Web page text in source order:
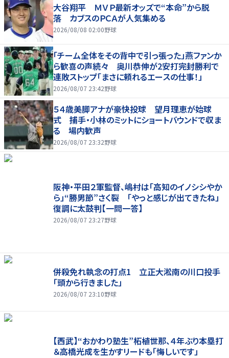
大谷翔平 ＭＶＰ最新オッズで“本命”から脱
落 カブスのＰＣＡが人気集める
2026/08/08 02:00野球
「チーム全体をその背中で引っ張った」燕ファンか
ら歓喜の声続々 奥川恭伸が2安打完封勝利で
連敗ストップ「まさに頼れるエースの仕事！」
2026/08/07 23:42野球
５４歳美脚アナが豪快投球 望月理恵が始球
式 捕手・小林のミットにショートバウンドで収ま
る 場内歓声
2026/08/07 23:32野球
阪神・平田２軍監督、嶋村は「高知のイノシシやか
ら」“勝男節”さく裂 「やっと感じが出てきたね」
復調に太鼓判【一問一答】
2026/08/07 23:27野球
併殺免れ執念の打点1 立正大淞南の川口投手
「頭から行きました」
2026/08/07 23:10野球
【西武】“おかわり塾生”柘植世那、４年ぶり本塁打
＆高橋光成を生かすリードも「悔しいです」